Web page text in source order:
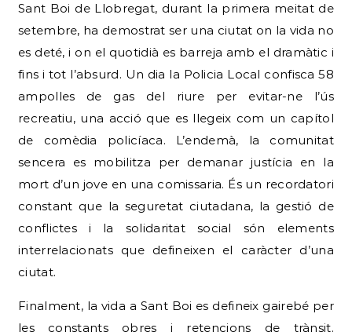
Sant Boi de Llobregat, durant la primera meitat de
setembre, ha demostrat ser una ciutat on la vida no
es deté, i on el quotidià es barreja amb el dramàtic i
fins i tot l’absurd. Un dia la Policia Local confisca 58
ampolles de gas del riure per evitar-ne l’ús
recreatiu, una acció que es llegeix com un capítol
de comèdia policíaca. L’endemà, la comunitat
sencera es mobilitza per demanar justícia en la
mort d’un jove en una comissaria. És un recordatori
constant que la seguretat ciutadana, la gestió de
conflictes i la solidaritat social són elements
interrelacionats que defineixen el caràcter d’una
ciutat.
Finalment, la vida a Sant Boi es defineix gairebé per
les constants obres i retencions de trànsit.